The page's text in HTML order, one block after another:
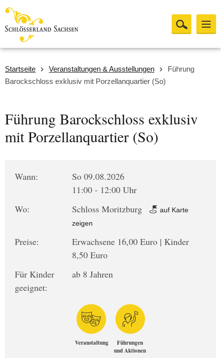
Startseite Veranstaltungen & Ausstellungen
Führung
Barockschloss exklusiv mit Porzellanquartier (So)
Führung Barockschloss exklusiv
mit Porzellanquartier (So)
Wann:
So 09.08.2026
11:00 - 12:00 Uhr
Wo:
Schloss Moritzburg
auf Karte
zeigen
Preise:
Erwachsene 16,00 Euro | Kinder
8,50 Euro
Für Kinder
geeignet:
ab 8 Jahren
Veranstaltung
Führungen
und Aktionen